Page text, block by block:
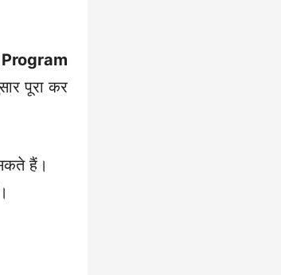
पूरा कर
हैं।